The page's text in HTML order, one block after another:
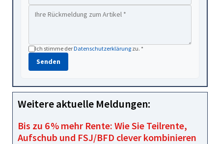
Ich stimme derDatenschutzerklärung zu. *
Senden
Weitere aktuelle Meldungen:
Bis zu 6 % mehr Rente: Wie Sie Teilrente,
Aufschub und FSJ/BFD clever kombinieren